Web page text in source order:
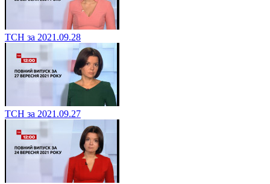
ТСН за 2021.09.28
ТСН за 2021.09.27